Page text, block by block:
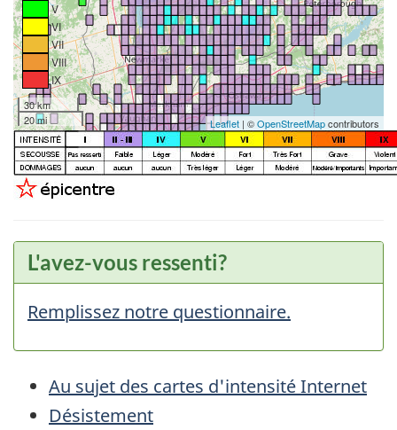
V
VI
VII
VIII
IX
30 km
20 mi
Leaflet | ©OpenStreetMapcontributors
L'avez-vous ressenti?
Remplissez notre questionnaire.
Au sujet des cartes d'intensité Internet
Désistement